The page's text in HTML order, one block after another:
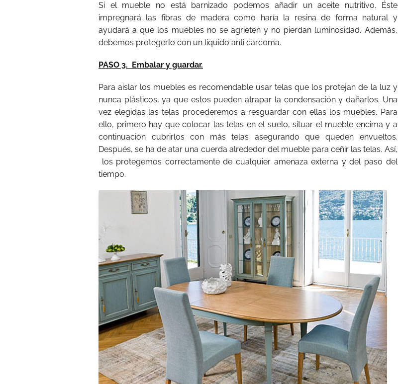
Si el mueble no está barnizado podemos añadir un aceite nutritivo. Éste
impregnará las fibras de madera como haría la resina de forma natural y
ayudará a que los muebles no se agrieten y no pierdan luminosidad. Además,
debemos protegerlo con un líquido anti carcoma.
PASO 3. Embalar y guardar.
Para aislar los muebles es recomendable usar telas que los protejan de la luz y
nunca plásticos, ya que estos pueden atrapar la condensación y dañarlos. Una
vez elegidas las telas procederemos a resguardar con ellas los muebles. Para
ello, primero hay que colocar las telas en el suelo, situar el mueble encima y a
continuación cubrirlos con más telas asegurando que queden envueltos.
Después, se ha de atar una cuerda alrededor del mueble para ceñir las telas. Así,
los protegemos correctamente de cualquier amenaza externa y del paso del
tiempo.